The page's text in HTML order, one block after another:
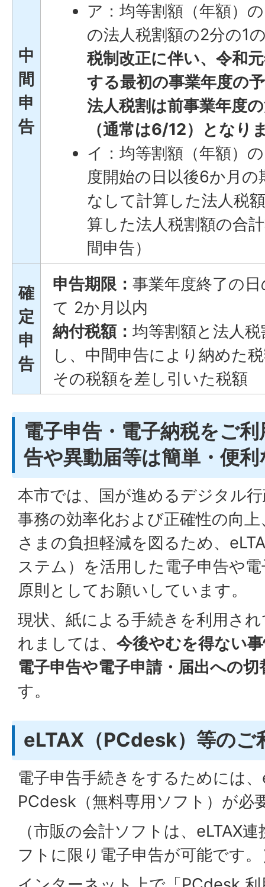
中
間
申
告
ア：均等割額（年額）
の法人税割額の2分の1
税制改正に伴い、令和
する最初の事業年度の
法人税割は前事業年度
（通常は6/12）となり
イ：均等割額（年額）
度開始の日以後6か月
なして計算した法人税
算した法人税割額の合
間申告）
確
定
申
告
申告期限： 事業年度終了の
て 2か月以内
納付税額： 均等割額と法人
し、中間申告により納めた
その税額を差し引いた税額
電子申告・電子納税をご
告や異動届等は簡単・便
本市では、国が進めるデジタル
事務の効率化および正確性の向
さまの負担軽減を図るため、
ステム）を活用した電子申告や
原則としてお願いしています。
現状、紙による手続きを利用さ
れましては、 今後やむを得ない
電子申告や電子申請・届出への切
す。
eLTAX（PCdesk）等のご
電子申告手続きをするためには
PCdesk（無料専用ソフト）が必
（市販の会計ソフトは、eLTAX
フトに限り電子申告が可能です。